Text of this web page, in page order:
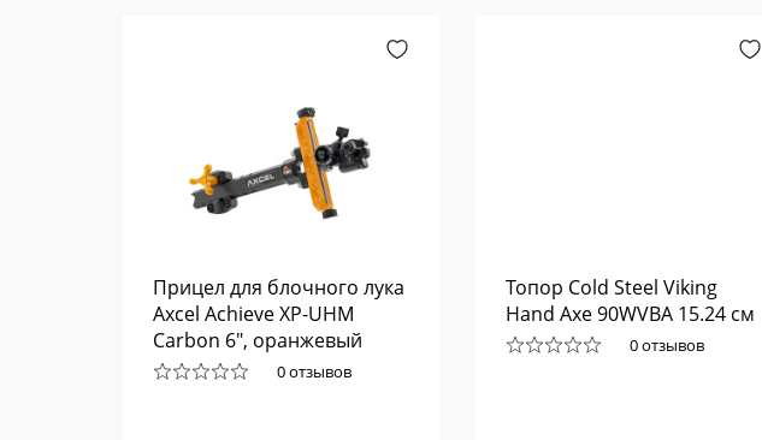
Прицел для блочного лука
Axcel Achieve XP-UHM
Carbon 6", оранжевый
0 отзывов
Топор Cold Steel Viking
Hand Axe 90WVBA 15.24 см
0 отзывов